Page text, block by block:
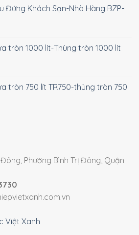
Đứng Khách Sạn-Nhà Hàng BZP-
tròn 1000 lít-Thùng tròn 1000 lít
tròn 750 lít TR750-thùng tròn 750
Phường Bình Trị Đông, Quận
Việt Xanh